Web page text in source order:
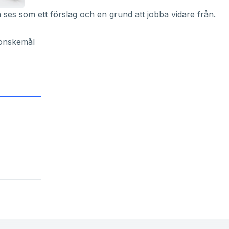
som ett förslag och en grund att jobba vidare från.